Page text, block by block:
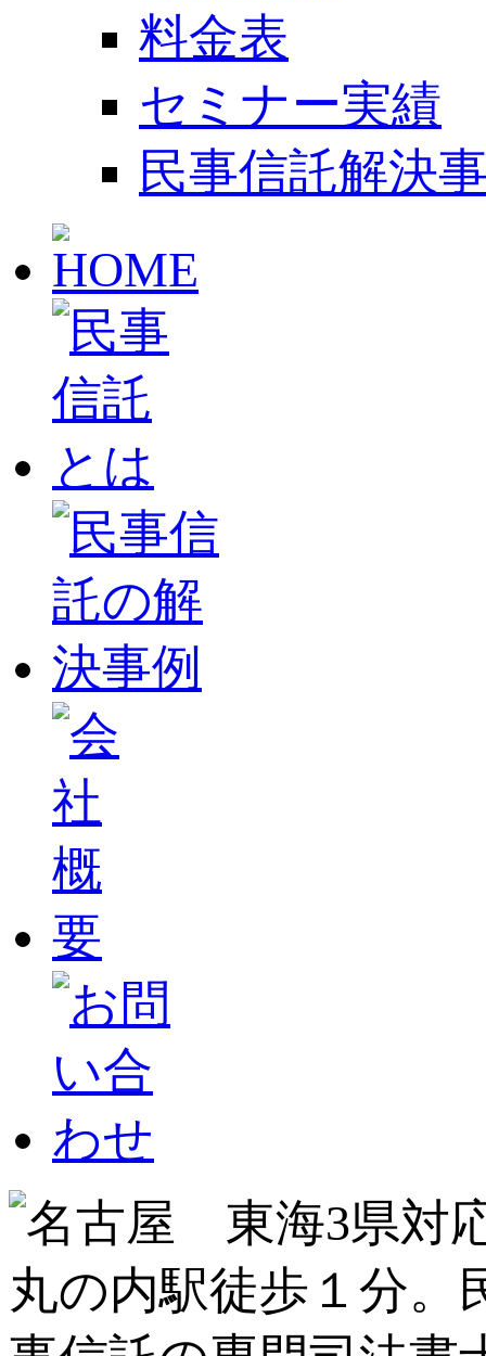
料金表
セミナー実績
民事信託解決